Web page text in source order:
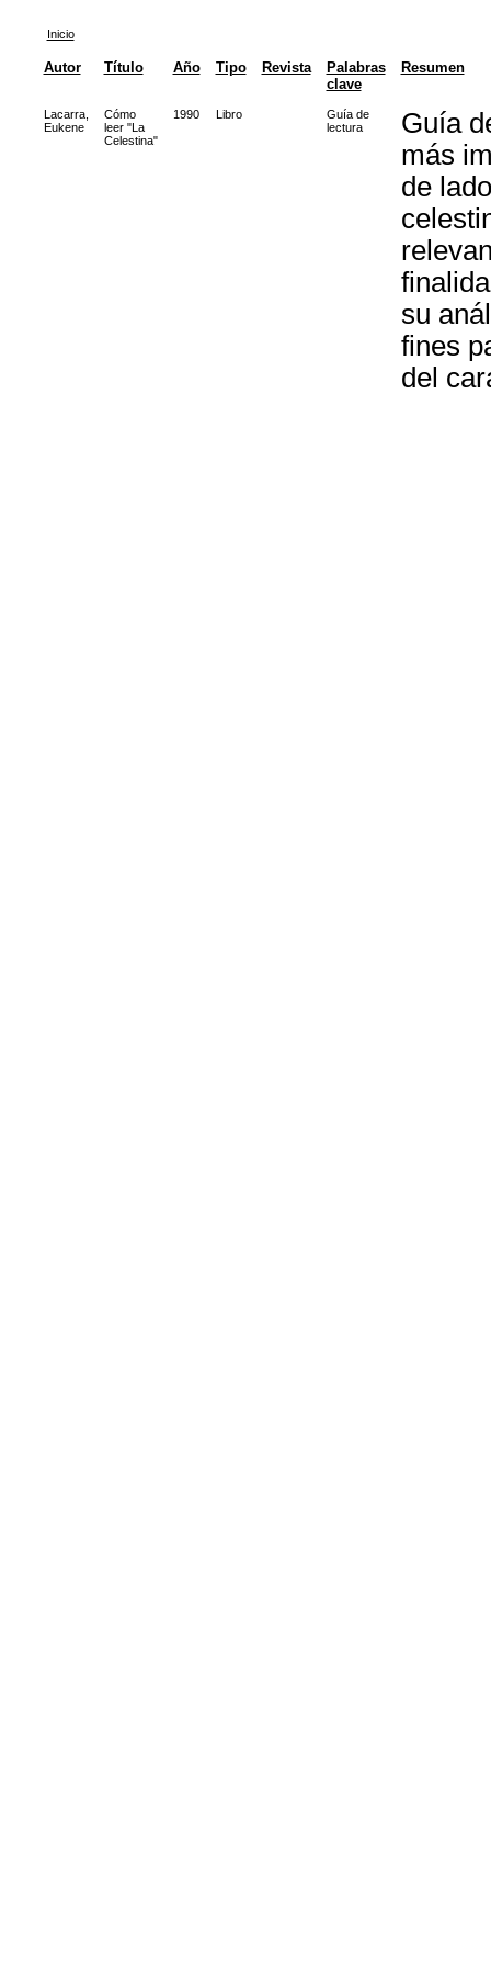
Inicio
Autor Título Año Tipo Revista
Palabras
clave
Resumen
Lacarra,
Eukene
Cómo
leer "La
Celestina"
1990 Libro
Guía de
lectura
Guía
más
de
su
fines
del